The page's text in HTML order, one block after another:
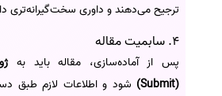
ترجیح می‌دهند و داوری سخت‌گیرانه‌تری
4. سابمیت مقاله
پس از آماده‌سازی، مقاله باید به
(Submit)
شود و اطلاعات لازم طبق